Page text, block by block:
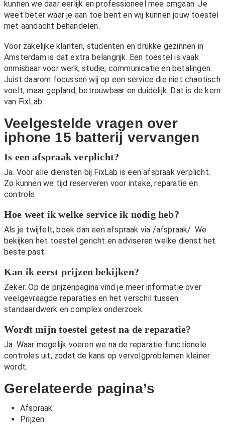
kunnen we daar eerlijk en professioneel mee omgaan. Je
weet beter waar je aan toe bent en wij kunnen jouw toestel
met aandacht behandelen.
Voor zakelijke klanten, studenten en drukke gezinnen in
Amsterdam is dat extra belangrijk. Een toestel is vaak
onmisbaar voor werk, studie, communicatie en betalingen.
Juist daarom focussen wij op een service die niet chaotisch
voelt, maar gepland, betrouwbaar en duidelijk. Dat is de kern
van FixLab.
Veelgestelde vragen over
iphone 15 batterij vervangen
Is een afspraak verplicht?
Ja. Voor alle diensten bij FixLab is een afspraak verplicht.
Zo kunnen we tijd reserveren voor intake, reparatie en
controle.
Hoe weet ik welke service ik nodig heb?
Als je twijfelt, boek dan een afspraak via /afspraak/. We
bekijken het toestel gericht en adviseren welke dienst het
beste past.
Kan ik eerst prijzen bekijken?
Zeker. Op de prijzenpagina vind je meer informatie over
veelgevraagde reparaties en het verschil tussen
standaardwerk en complex onderzoek.
Wordt mijn toestel getest na de reparatie?
Ja. Waar mogelijk voeren we na de reparatie functionele
controles uit, zodat de kans op vervolgproblemen kleiner
wordt.
Gerelateerde pagina’s
Afspraak
Prijzen